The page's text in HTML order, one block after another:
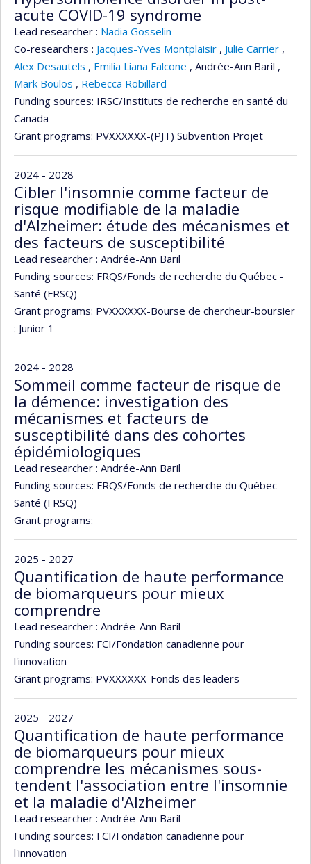
acute COVID-19 syndrome
Lead researcher : Nadia Gosselin
Co-researchers : Jacques-Yves Montplaisir , Julie Carrier ,
Alex Desautels , Emilia Liana Falcone , Andrée-Ann Baril ,
Mark Boulos , Rebecca Robillard
Funding sources: IRSC/Instituts de recherche en santé du
Canada
Grant programs: PVXXXXXX-(PJT) Subvention Projet
2024 - 2028
Cibler l'insomnie comme facteur de
risque modifiable de la maladie
d'Alzheimer: étude des mécanismes et
des facteurs de susceptibilité
Lead researcher : Andrée-Ann Baril
Funding sources: FRQS/Fonds de recherche du Québec -
Santé (FRSQ)
Grant programs: PVXXXXXX-Bourse de chercheur-boursier
: Junior 1
2024 - 2028
Sommeil comme facteur de risque de
la démence: investigation des
mécanismes et facteurs de
susceptibilité dans des cohortes
épidémiologiques
Lead researcher : Andrée-Ann Baril
Funding sources: FRQS/Fonds de recherche du Québec -
Santé (FRSQ)
Grant programs:
2025 - 2027
Quantification de haute performance
de biomarqueurs pour mieux
comprendre
Lead researcher : Andrée-Ann Baril
Funding sources: FCI/Fondation canadienne pour
l'innovation
Grant programs: PVXXXXXX-Fonds des leaders
2025 - 2027
Quantification de haute performance
de biomarqueurs pour mieux
comprendre les mécanismes sous-
tendent l'association entre l'insomnie
et la maladie d'Alzheimer
Lead researcher : Andrée-Ann Baril
Funding sources: FCI/Fondation canadienne pour
l'innovation